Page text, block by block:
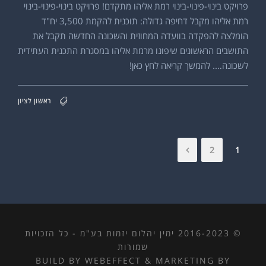
פרויקט בינוי-פינוי-בינוי רמת אליהו מתקדם! פרויקט בינוי-פינוי-בינוי
רמת אליהו מקבל דחיפה גדולה: תוכנית להקמת 3,500 יח"ד
הומלצה להפקדה בוועדה המחוזית והשכונה החדשה תקבל את
התושבים הראשונים שיפונו מרמת אליהו במסגרת התכנית העתידית
לשכונה…. להמשך קריאה לחץ כאן!
ראשון לציון
1
2
© 2016-2023 ימין יהלום יזמות בע"מ - כל הזכויות
שמורות
BUILD BY WEBEFFECT & MARKETING BY